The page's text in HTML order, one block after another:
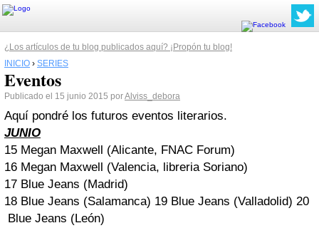
¿Los artículos de tu blog publicados aquí? ¡Propón tu blog!
INICIO › SERIES
Eventos
Publicado el 15 junio 2015 porAlviss_debora
Aquí pondré los futuros eventos literarios.
JUNIO
15 Megan Maxwell (Alicante, FNAC Forum)
16 Megan Maxwell (Valencia, libreria Soriano)
17 Blue Jeans (Madrid)
18 Blue Jeans (Salamanca) 19 Blue Jeans (Valladolid) 20
Blue Jeans (León)